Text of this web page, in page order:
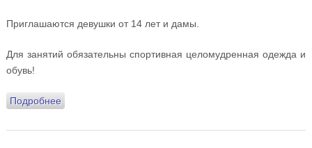
Приглашаются девушки от 14 лет и дамы.
Для занятий обязательны спортивная целомудренная одежда и
обувь!
Подробнеео Приглашаем девушек и дам в спортивную секцию